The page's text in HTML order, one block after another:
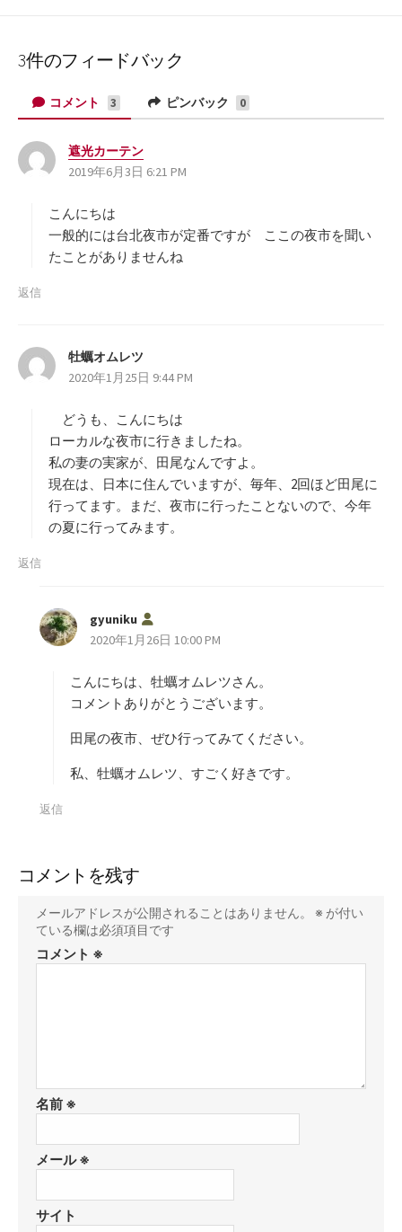
3件のフィードバック
コメント 3 ピンバック 0
遮光カーテン
り
2019年6月3日 6:21 PM
こんにちは
一般的には台北夜市が定番ですが ここの夜市を聞い
たことがありませんね
返信
牡蠣オムレツ
り
2020年1月25日 9:44 PM
どうも、こんにちは
ローカルな夜市に行きましたね。
私の妻の実家が、田尾なんですよ。
現在は、日本に住んでいますが、毎年、2回ほど田尾に
行ってます。まだ、夜市に行ったことないので、今年
の夏に行ってみます。
返信
gyuniku
り
2020年1月26日 10:00 PM
こんにちは、牡蠣オムレツさん。
コメントありがとうございます。
田尾の夜市、ぜひ行ってみてください。
私、牡蠣オムレツ、すごく好きです。
返信
コメントを残す
メールアドレスが公開されることはありません。 ※ が付い
ている欄は必須項目です
コメント ※
名前 ※
メール※
サイト